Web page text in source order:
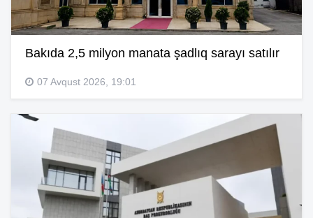
Bakıda 2,5 milyon manata şadlıq sarayı satılır
07 Avqust 2026, 19:01